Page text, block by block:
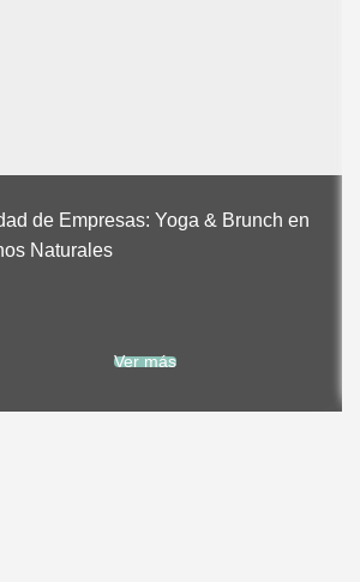
de Empresas: Yoga & Brunch en
Naturales
Ver más